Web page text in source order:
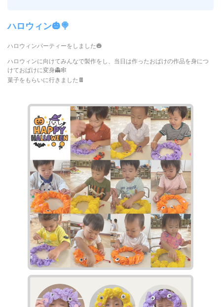
ハロウィン🎃🍭
ハロウィンパーティーをしました🎃
ハロウィンに向けてみんなで製作をし、当日は作ったおばけの作品を身につ
けておばけに変身👻🕸️
菓子をもらいに行きました🍫